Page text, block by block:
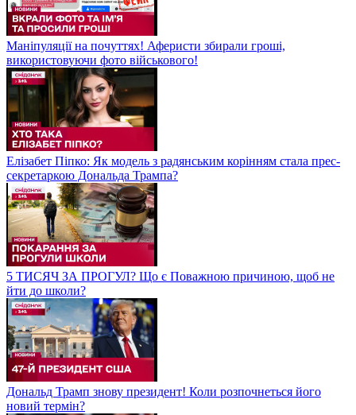
Маніпуляції на почуттях! Аферисти збирали гроші,
використовуючи фото військового!
Елізабет Піпко: Як модель з радянським корінням стала прес-
секретаркою Дональда Трампа?
5 ТИСЯЧ ЗА ПРОГУЛ? Що є Поважною причиною, щоб не
йти до школи?
Дональд Трамп знову президент! Коли розпочнеться його
новий термін?